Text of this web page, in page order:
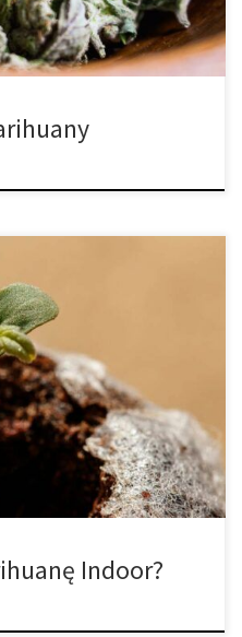
konopi indyjskich? Dzisiaj
uprawy marihuany indoor.
do uprawy. W tym celu
Może to być pokój
że niektóre kraje wymagają,
w miejscu niewidocznym […]
Indoor?